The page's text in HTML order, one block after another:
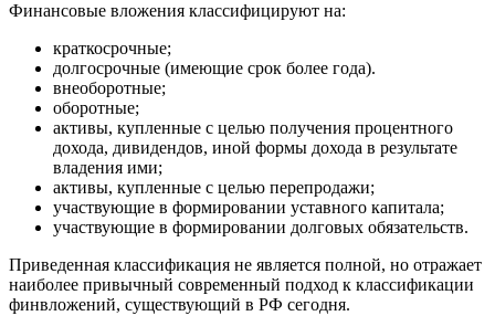
Финансовые вложения классифицируют на:
краткосрочные;
долгосрочные (имеющие срок более года).
внеоборотные;
оборотные;
активы, купленные с целью получения процентного
дохода, дивидендов, иной формы дохода в результате
владения ими;
активы, купленные с целью перепродажи;
участвующие в формировании уставного капитала;
участвующие в формировании долговых обязательств.
Приведенная классификация не является полной, но отражает
наиболее привычный современный подход к классификации
финвложений, существующий в РФ сегодня.